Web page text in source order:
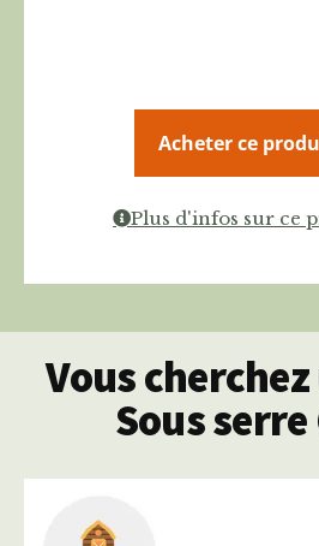
Acheter ce
Plus d'infos sur ce
Vous
Sous serre